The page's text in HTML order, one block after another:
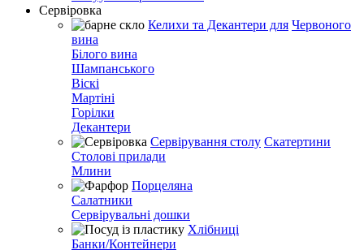
Сервіровка
Келихи та Декантери для Червоного
вина
Білого вина
Шампанського
Віскі
Мартіні
Горілки
Декантери
Сервірування столу Скатертини
Столові прилади
Млини
Порцеляна
Салатники
Сервірувальні дошки
Хлібниці
Банки/Контейнери